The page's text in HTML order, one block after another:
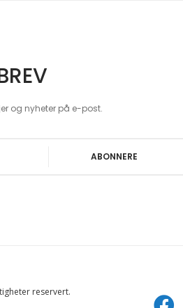
og nyheter på e-post.
ABONNERE
reservert.